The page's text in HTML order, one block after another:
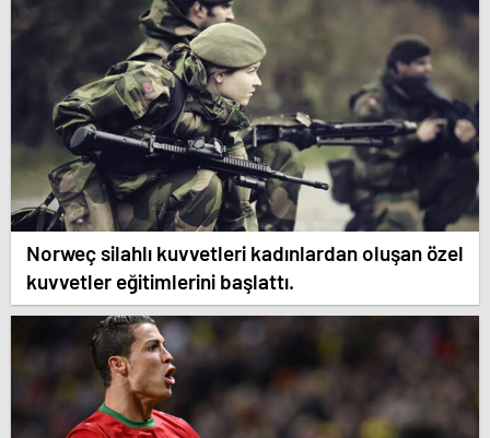
Norweç silahlı kuvvetleri kadınlardan oluşan özel
kuvvetler eğitimlerini başlattı.